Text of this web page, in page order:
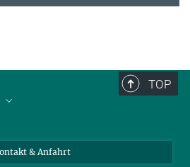
TOP
& Anfahrt